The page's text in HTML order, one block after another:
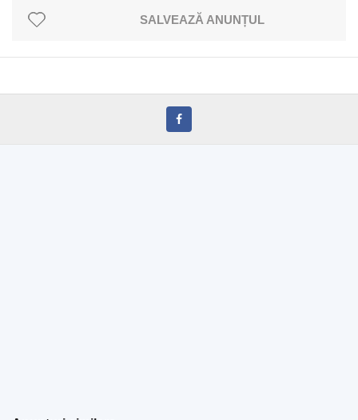
SALVEAZĂ ANUNȚUL